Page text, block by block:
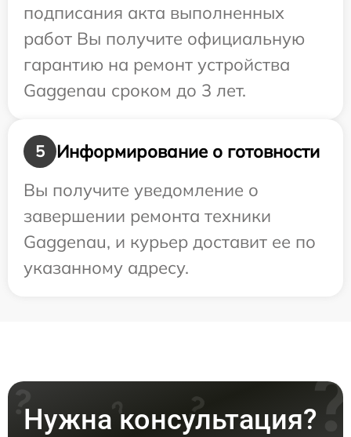
подписания акта выполненных
работ Вы получите официальную
гарантию на ремонт устройства
Gaggenau сроком до 3 лет.
5
Информирование о готовности
Вы получите уведомление о
завершении ремонта техники
Gaggenau, и курьер доставит ее по
указанному адресу.
Нужна консультация?